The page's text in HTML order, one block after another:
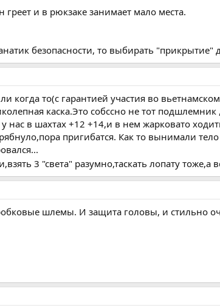
и в рюкзаке занимает мало места.
безопасности, то выбирать "прикрытие"
когда то(с гарантией участия во
каска.Это собссно не тот
нас в шахтах +12 +14,и в нем жарковато
пригибатся. Как то вынимали
3 "света" разумно,таскать лопату тоже,а
шлемы. И защита головы, и стильно